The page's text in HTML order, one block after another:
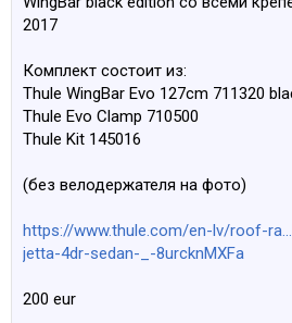
2017
Комплект состоит из:
Thule WingBar Evo 127cm 711320
Thule Evo Clamp 710500
Thule Kit 145016
(без велодержателя на фото)
https://www.thule.com/en-lv/roof-
jetta-4dr-sedan-_-8urcknMXFa
200 eur